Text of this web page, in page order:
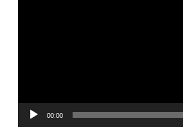
00:00